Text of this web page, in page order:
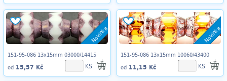
Novinka
151-95-086 13x15mm 03000/14415
od 15,57 Kč KS
Novinka
151-95-086 13x15mm 10060/43400
od 11,15 Kč KS